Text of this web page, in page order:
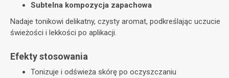
Subtelna kompozycja zapachowa
Nadaje tonikowi delikatny, czysty aromat, podkreślając uczucie
świeżości i lekkości po aplikacji.
Efekty stosowania
Tonizuje i odświeża skórę po oczyszczaniu